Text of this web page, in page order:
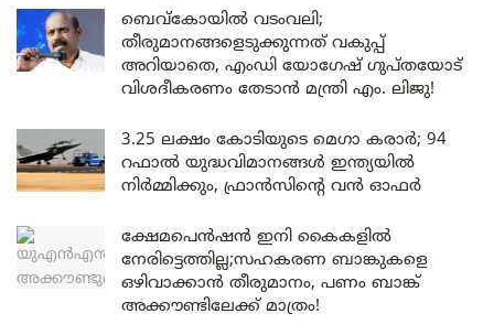
ബെവ്കോയിൽ വടംവലി;
തീരുമാനങ്ങളെടുക്കുന്നത് വകുപ്പ്
അറിയാതെ, എംഡി യോഗേഷ് ഗുപ്തയോട്
വിശദീകരണം തേടാൻ മന്ത്രി എം. ലിജു!
3.25 ലക്ഷം കോടിയുടെ മെഗാ കരാർ; 94
റഫാൽ യുദ്ധവിമാനങ്ങൾ ഇന്ത്യയിൽ
നിർമ്മിക്കും, ഫ്രാൻസിന്റെ വൻ ഓഫർ
ക്ഷേമപെൻഷൻ ഇനി കൈകളിൽ
നേരിട്ടെത്തില്ല;സഹകരണ ബാങ്കുകളെ
ഒഴിവാക്കാൻ തീരുമാനം, പണം ബാങ്ക്
അക്കൗണ്ടിലേക്ക് മാത്രം!